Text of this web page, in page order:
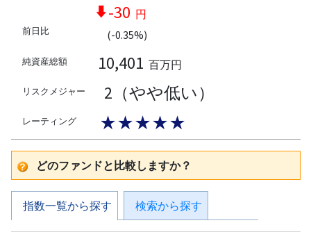
前日比
-30 円
(-0.35%)
純資産総額 10,401 百万円
リスクメジャー 2（やや低い）
レーティング ★★★★★
どのファンドと比較しますか？
指数一覧から探す 検索から探す